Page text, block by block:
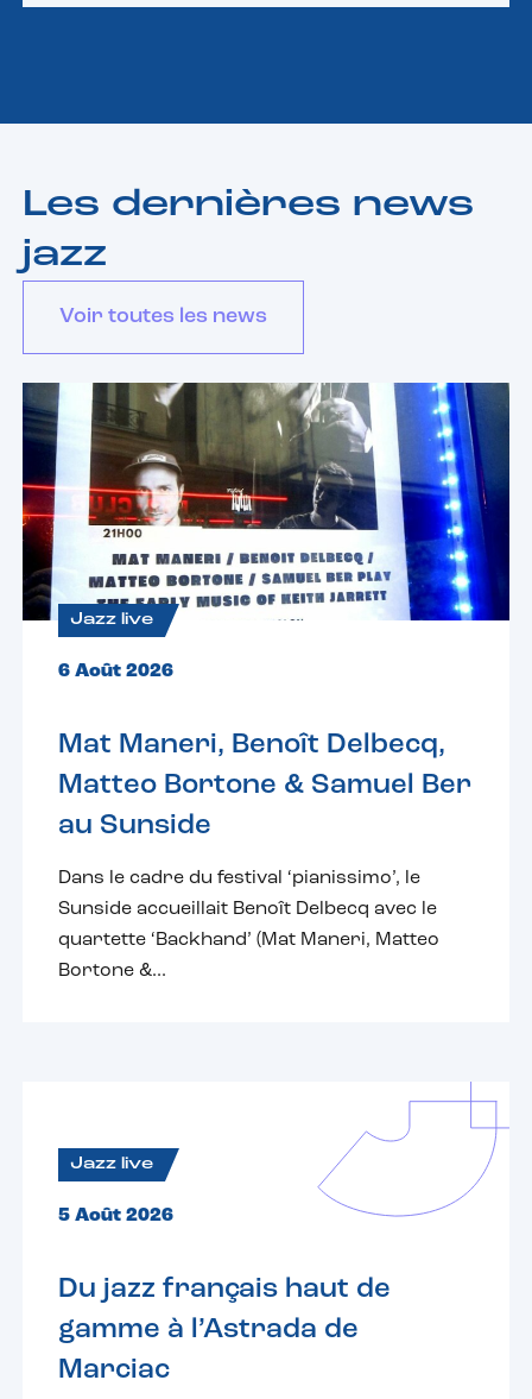
Les dernières news
jazz
Voir toutes les news
Jazz live
6 Août 2026
Mat Maneri, Benoît Delbecq,
Matteo Bortone & Samuel Ber
au Sunside
Dans le cadre du festival ‘pianissimo’, le
Sunside accueillait Benoît Delbecq avec le
quartette ‘Backhand’ (Mat Maneri, Matteo
Bortone &...
Jazz live
5 Août 2026
Du jazz français haut de
gamme à l’Astrada de
Marciac